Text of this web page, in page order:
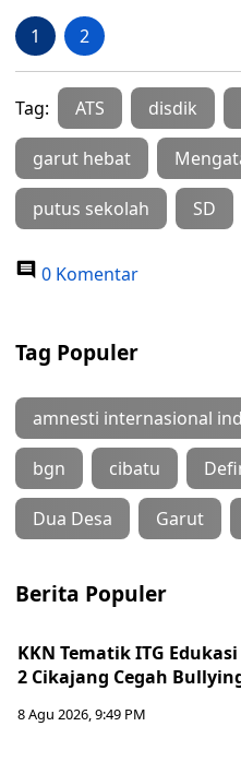
1 2
Tag: ATS disdik
garut hebat
putus sekolah SD
0 Komentar
Tag Populer
amnesti internasional
bgn cibatu
Dua Desa Garut
Berita Populer
KKN Tematik ITG Edukasi
2 Cikajang Cegah
8 Agu 2026, 9:49 PM